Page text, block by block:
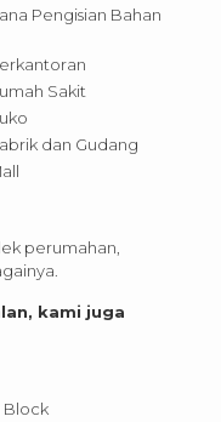
Pengisian Bahan
Sakit
dan Gudang
perumahan,
kami juga
Block